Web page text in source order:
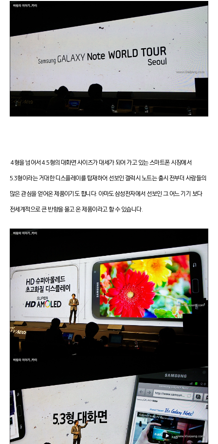
4형을 넘어서 4.5형의 대화면 사이즈가 대세가 되어 가고 있는 스마트폰 시장에서
5.3형이라는 거대한 디스플레이를 탑재하어 선보인 갤럭시 노트는 출시 전부더 사람들의
많은 관심을 얻어온 제품이기도 합니다. 아마도 삼성전자에서 선보인 그 어느 기기 보다
전세계적으로 큰 반향을 몰고 온 제품이라고 할 수 있습니다.